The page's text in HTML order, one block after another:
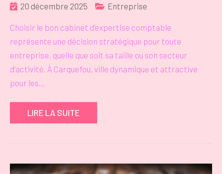
20 décembre 2025 Entreprise
Choisir le bon cabinet d’expertise comptable
représente une décision stratégique pour toute
entreprise, quelle que soit sa taille ou son secteur
d’activité. À Carquefou, ville dynamique et attractive
pour les…
LIRE LA SUITE